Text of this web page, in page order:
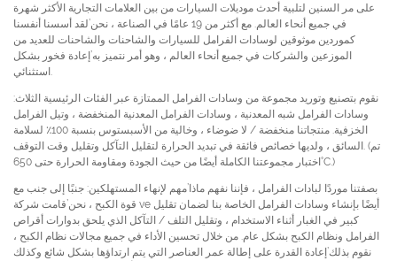
على مر السنين لتلبية أحدث موديلات السيارات من بين العلامات التجارية الأكثر شهرة
في جميع أنحاء العالم. مع أكثر من 19 عامًا في الصناعة ، نحن’لقد أسسنا أنفسنا
كموردين موثوقين لوسادات الفرامل للسيارات والشاحنات والشاحنات للعديد من
الموزعين والشركات في جميع أنحاء العالم ، وهو أمر نتميز به’إعادة فخور بشكل
استثنائي.
نقوم بتصنيع وتوريد مجموعة من وسادات الفرامل الممتازة عبر الفئات الرئيسية الثلاث:
وسادات الفرامل شبه المعدنية ، وسادات الفرامل المعدنية المنخفضة ، وتيل الفرامل
الخزفية. منتجاتنا منخفضة / لا ضوضاء ، وخالية من الأسبستوس بنسبة 100٪ لسلامة
السائق ، ولديها خصائص فائقة في تبديد الحرارة لتقليل التآكل وتقليل وقت التوقف. (تم
اختبار مجموعتنا الكاملة أيضًا من حيث الجودة ومقاومة الحرارة حتى 650°C.)
بصفتنا موردًا لبادات الفرامل ، فإننا نفهم ماذا’مهم لإنهاء المستهلكين: جنبًا إلى جنب مع
قوة الكبح ، نحن’قامت شركة ve أيضًا بإنشاء وسادات الفرامل الخاصة بنا لضمان تقليل
كبير في الغبار أثناء الاستخدام ، وتقليل التلف / التآكل الذي يلحق بدوارات أقراص
الفرامل ونظام الكبح بشكل عام. من خلال تحسين الأداء في جميع مجالات نظام الكبح ،
نقوم بذلك’إعادة القدرة على إطالة عمر العناصر التي يتم ارتداؤها بشكل شائع وكذلك